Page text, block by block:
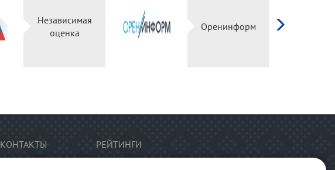
Независимая
оценка
Оренинформ
КОНТАКТЫ РЕЙТИНГИ